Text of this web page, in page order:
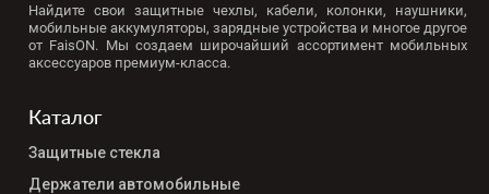
Найдите свои защитные чехлы, кабели, колонки, наушники,
мобильные аккумуляторы, зарядные устройства и многое другое
от FaisON. Мы создаем широчайший ассортимент мобильных
аксессуаров премиум-класса.
Каталог
Защитные стекла
Держатели автомобильные